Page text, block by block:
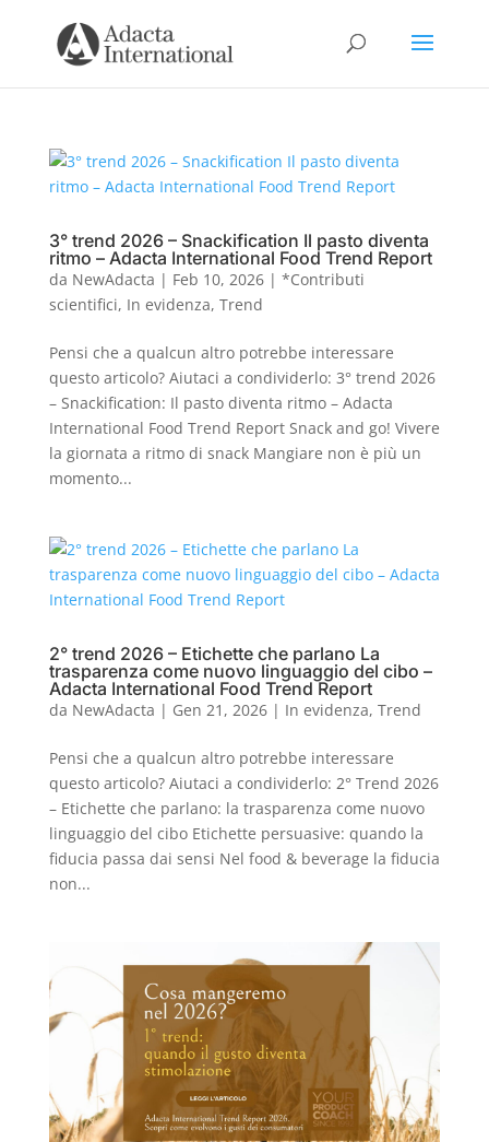
3° trend 2026 – Snackification Il pasto diventa
ritmo – Adacta International Food Trend Report
da NewAdacta | Feb 10, 2026| *Contributi
scientifici, In evidenza, Trend
Pensi che a qualcun altro potrebbe interessare
questo articolo? Aiutaci a condividerlo: 3° trend 2026
– Snackification: Il pasto diventa ritmo – Adacta
International Food Trend Report Snack and go! Vivere
la giornata a ritmo di snack Mangiare non è più un
momento...
2° trend 2026 – Etichette che parlano La
trasparenza come nuovo linguaggio del cibo –
Adacta International Food Trend Report
da NewAdacta | Gen 21, 2026| In evidenza, Trend
Pensi che a qualcun altro potrebbe interessare
questo articolo? Aiutaci a condividerlo: 2° Trend 2026
– Etichette che parlano: la trasparenza come nuovo
linguaggio del cibo Etichette persuasive: quando la
fiducia passa dai sensi Nel food & beverage la fiducia
non...